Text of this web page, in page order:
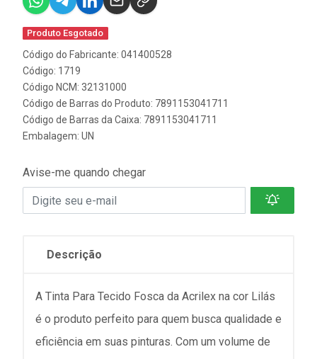
Produto Esgotado
Código do Fabricante: 041400528
Código: 1719
Código NCM: 32131000
Código de Barras do Produto: 7891153041711
Código de Barras da Caixa: 7891153041711
Embalagem: UN
Avise-me quando chegar
Descrição
A Tinta Para Tecido Fosca da Acrilex na cor Lilás
é o produto perfeito para quem busca qualidade e
eficiência em suas pinturas. Com um volume de